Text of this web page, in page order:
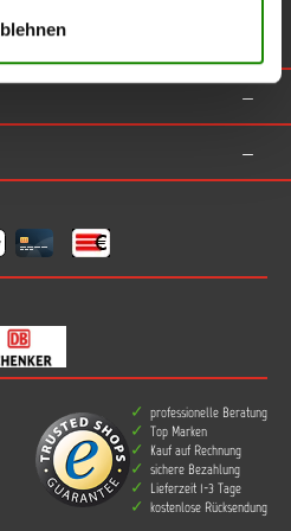
professionelle Beratung
Top Marken
Kauf auf Rechnung
sichere Bezahlung
Lieferzeit 1-3 Tage
kostenlose Rücksendung